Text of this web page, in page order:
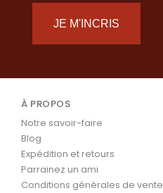
JE M'INCRIS
À PROPOS
Notre savoir-faire
Blog
Expédition et retours
Parrainez un ami
Conditions générales de vente